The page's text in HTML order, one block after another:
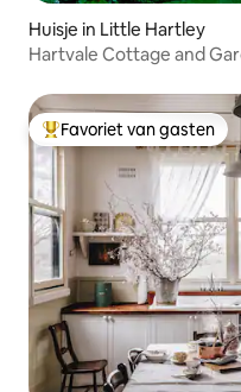
Huisje in Little Hartley
Hartvale Cottage and
Topfavoriet van gasten
Favoriet van gasten